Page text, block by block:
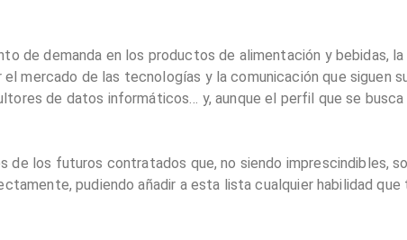
de demanda en los productos de alimentación y bebidas,
mercado de las tecnologías y la comunicación que siguen
de datos informáticos… y, aunque el perfil que se
de los futuros contratados que, no siendo imprescindibles,
pudiendo añadir a esta lista cualquier habilidad